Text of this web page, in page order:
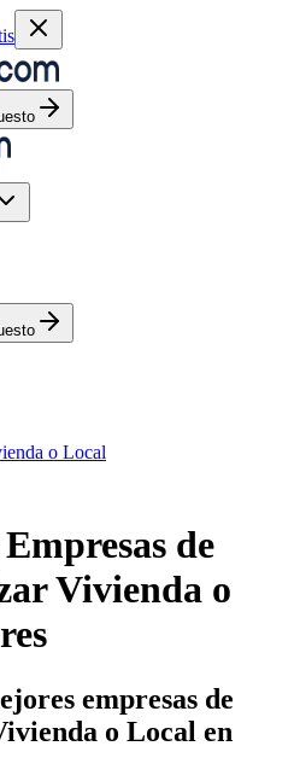
o Local
Empresas de
Vivienda o
empresas de
o Local en